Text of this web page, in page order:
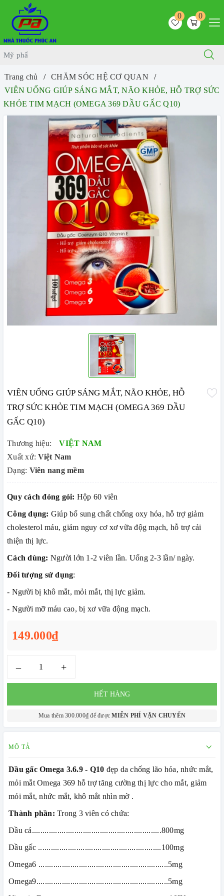
0
0
Trang chủ
CHĂM SÓC HỆ CƠ QUAN
VIÊN UỐNG GIÚP SÁNG MẮT, NÃO KHỎE, HỖ TRỢ SỨC
KHỎE TIM MẠCH (OMEGA 369 DẦU GẤC Q10)
VIÊN UỐNG GIÚP SÁNG MẮT, NÃO KHỎE, HỖ
TRỢ SỨC KHỎE TIM MẠCH (OMEGA 369 DẦU
GẤC Q10)
Thương hiệu:
VIỆT NAM
Xuất xứ:Việt Nam
Dạng: Viên nang mềm
Quy cách đóng gói: Hộp 60 viên
Công dụng: Giúp bổ sung chất chống oxy hóa, hỗ trợ giảm
cholesterol máu, giảm nguy cơ xơ vữa độg mạch, hỗ trợ cải
thiện thị lực.
Cách dùng: Người lớn 1-2 viên lần. Uống 2-3 lần/ ngày.
Đối tượng sử dụng:
- Người bị khô mắt, mỏi mắt, thị lực giảm.
- Người mỡ máu cao, bị xơ vữa động mạch.
149.000₫
– +
HẾT HÀNG
Mua thêm 300.000₫ để đượcMIỄN PHÍ VẬN CHUYỂN
MÔ TẢ
Dầu gấc Omega 3.6.9 - Q10 đẹp da chống lão hóa, nhức mắt,
mỏi mắt Omega 369 hỗ trợ tăng cường thị lực cho mắt, giảm
mỏi mắt, nhức mắt, khô mắt nhìn mờ .
Thành phần: Trong 3 viên có chứa:
Dầu cá.............................................................800mg
Dầu gấc ..........................................................100mg
Omega6 .............................................................5mg
Omega9..............................................................5mg